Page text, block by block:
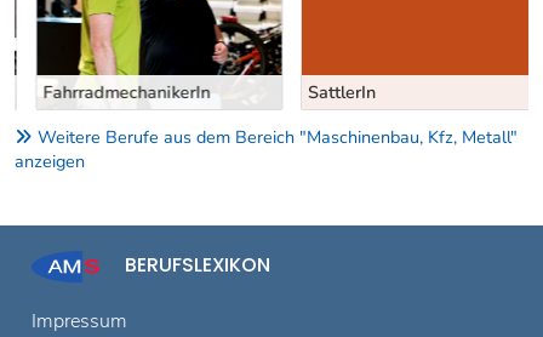
FahrradmechanikerIn SattlerIn
Weitere Berufe aus dem Bereich "Maschinenbau, Kfz, Metall"
anzeigen
BERUFSLEXIKON
Impressum